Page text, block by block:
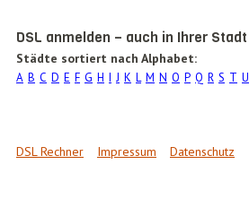
DSL anmelden – auch in Ihrer Stadt
Städte sortiert nach Alphabet:
A B C D E F G H I J K L M N O P Q R S T U
DSL Rechner Impressum Datenschutz